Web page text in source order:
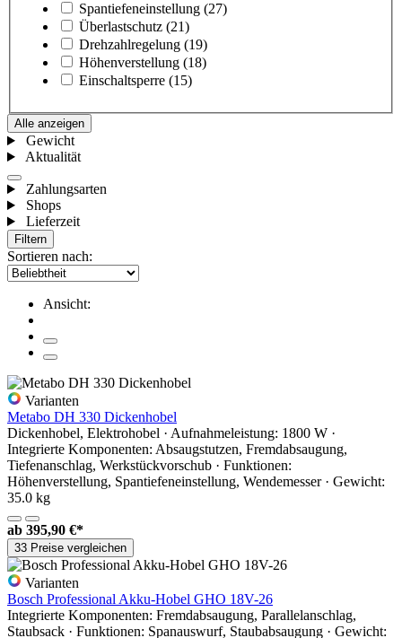
Spantiefeneinstellung (27)
Überlastschutz (21)
Drehzahlregelung (19)
Höhenverstellung (18)
Einschaltsperre (15)
Alle anzeigen
Gewicht
Aktualität
Zahlungsarten
Shops
Lieferzeit
Filtern
Sortieren nach:
Ansicht:
Varianten
Metabo DH 330 Dickenhobel
Dickenhobel, Elektrohobel · Aufnahmeleistung: 1800 W ·
Integrierte Komponenten: Absaugstutzen, Fremdabsaugung,
Tiefenanschlag, Werkstückvorschub · Funktionen:
Höhenverstellung, Spantiefeneinstellung, Wendemesser · Gewicht:
35.0 kg
ab 395,90 €*
33 Preise vergleichen
Varianten
Bosch Professional Akku-Hobel GHO 18V-26
Integrierte Komponenten: Fremdabsaugung, Parallelanschlag,
Staubsack · Funktionen: Spanauswurf, Staubabsaugung · Gewicht: